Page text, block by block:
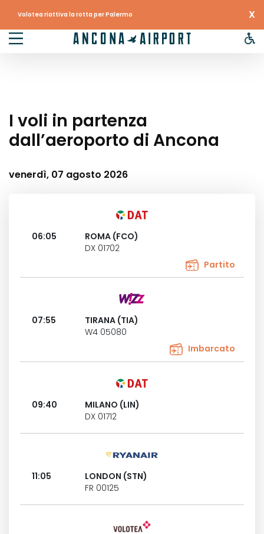
Volotea riattiva la rotta per Palermo X
I voli in partenza
dall’aeroporto di Ancona
venerdì, 07 agosto 2026
06:05
ROMA (FCO)
DX 01702
Partito
07:55
TIRANA (TIA)
W4 05080
Imbarcato
09:40
MILANO (LIN)
DX 01712
11:05
LONDON (STN)
FR 00125